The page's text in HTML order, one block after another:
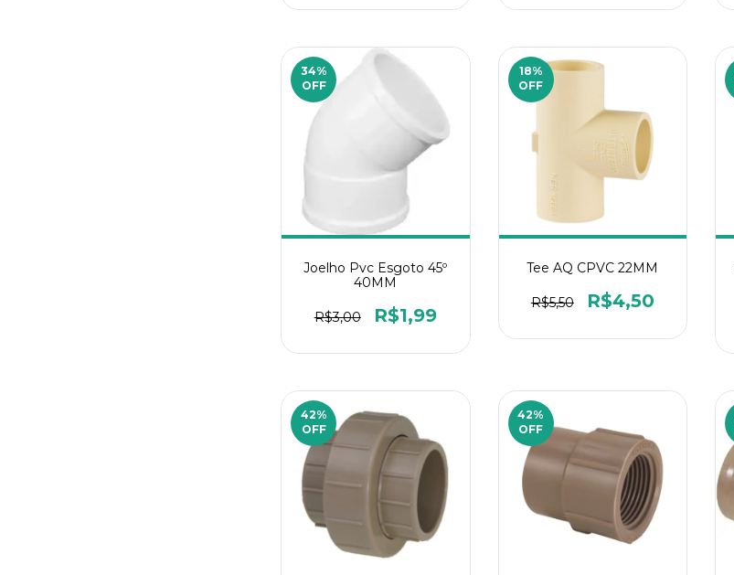
34%
OFF
Joelho Pvc Esgoto 45º
40MM
R$3,00 R$1,99
18%
OFF
Tee AQ CPVC 22MM
R$5,50 R$4,50
42%
OFF
42%
OFF